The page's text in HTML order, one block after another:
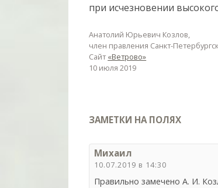
при исчезновении
Анатолий Юрьевич Козлов,
член правления Санкт-
Сайт«Ветрово»
10 июля 2019
ЗАМЕТКИ НА ПОЛЯХ
Михаил
10.07.2019 в 14:30
Правильно замечено А. И.